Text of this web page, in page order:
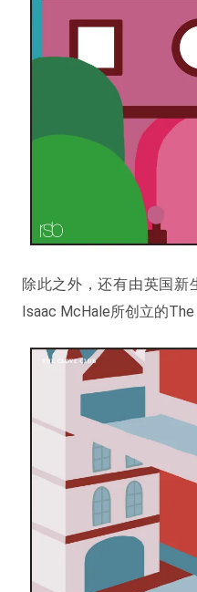
除此之外，还有由英国新
Isaac McHale所创立的The